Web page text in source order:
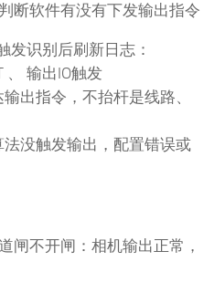
断软件有没有下发输出指令
发识别后刷新日志：
、 输出IO触发
出指令，不抬杆是线路、
没触发输出，配置错误或
闸不开闸：相机输出正常，